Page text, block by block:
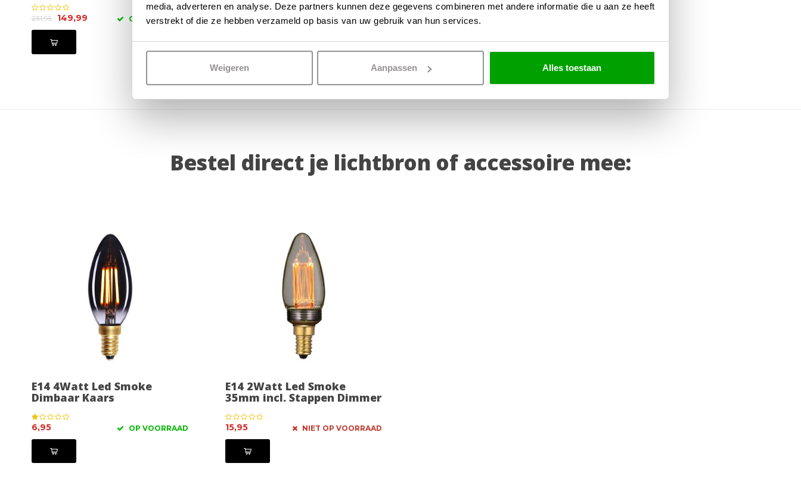
media, adverteren en analyse. Deze partners kunnen deze gegevens combineren met andere informatie die u aan ze heeft
verstrekt of die ze hebben verzameld op basis van uw gebruik van hun services.
Weigeren Aanpassen Alles toestaan
231,95 149,99 OP VOORRAAD 19,00 OP VOORRAAD 15,95
Bestel direct je lichtbron of accessoire mee:
E14 4Watt Led Smoke
Dimbaar Kaars
6,95 OP VOORRAAD
E14 2Watt Led Smoke
35mm incl. Stappen Dimmer
15,95 NIET OP VOORRAAD